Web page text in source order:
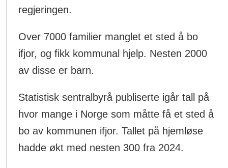
regjeringen.
Over 7000 familier manglet et sted å bo
ifjor, og fikk kommunal hjelp. Nesten 2000
av disse er barn.
Statistisk sentralbyrå publiserte igår tall på
hvor mange i Norge som måtte få et sted å
bo av kommunen ifjor. Tallet på hjemløse
hadde økt med nesten 300 fra 2024.